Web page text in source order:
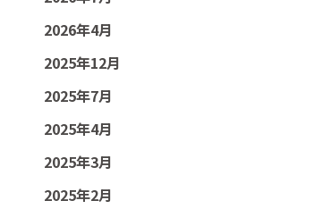
2026年4月
2025年12月
2025年7月
2025年4月
2025年3月
2025年2月